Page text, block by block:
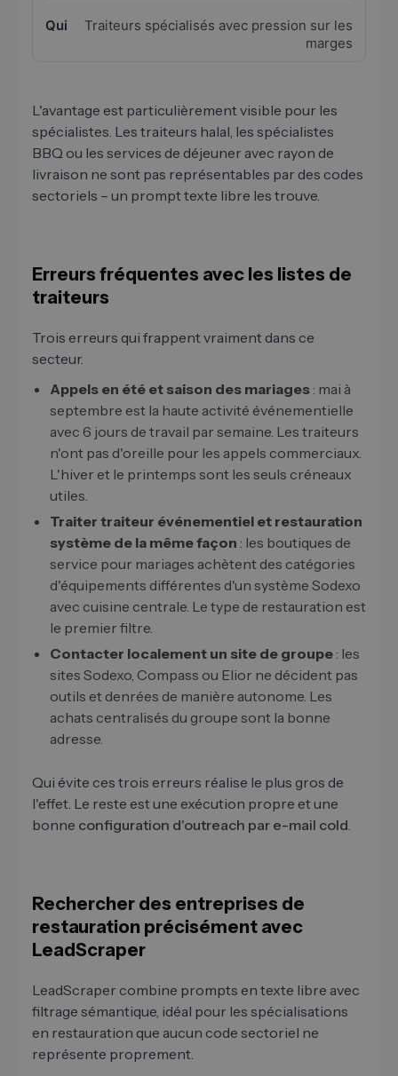
Traiteurs spécialisés avec pression sur les
marges
L'avantage est particulièrement visible pour les
spécialistes. Les traiteurs halal, les spécialistes
BBQ ou les services de déjeuner avec rayon de
livraison ne sont pas représentables par des codes
sectoriels – un prompt texte libre les trouve.
Erreurs fréquentes avec les listes de
traiteurs
Trois erreurs qui frappent vraiment dans ce
secteur.
Appels en été et saison des mariages: mai à
septembre est la haute activité événementielle
avec 6 jours de travail par semaine. Les traiteurs
n'ont pas d'oreille pour les appels commerciaux.
L'hiver et le printemps sont les seuls créneaux
utiles.
Traiter traiteur événementiel et restauration
système de la même façon : les boutiques de
service pour mariages achètent des catégories
d'équipements différentes d'un système Sodexo
avec cuisine centrale. Le type de restauration est
le premier filtre.
Contacter localement un site de groupe: les
sites Sodexo, Compass ou Elior ne décident pas
outils et denrées de manière autonome. Les
achats centralisés du groupe sont la bonne
adresse.
Qui évite ces trois erreurs réalise le plus gros de
l'effet. Le reste est une exécution propre et une
bonne configuration d'outreach par e-mail cold.
Rechercher des entreprises de
restauration précisément avec
LeadScraper
LeadScraper combine prompts en texte libre avec
filtrage sémantique, idéal pour les spécialisations
en restauration que aucun code sectoriel ne
représente proprement.